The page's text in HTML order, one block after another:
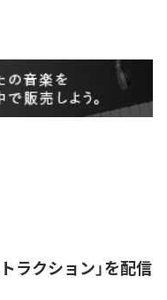
ラクション」を配信